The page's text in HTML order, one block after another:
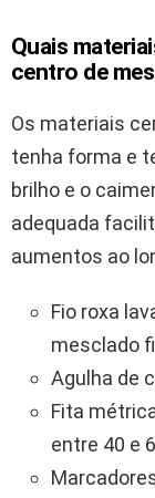
Quais
centro de
Os materiais
tenha forma e
brilho e o
adequada
aumentos ao
Fio roxa
mesclado
Agulha de
Fita
entre 40 e